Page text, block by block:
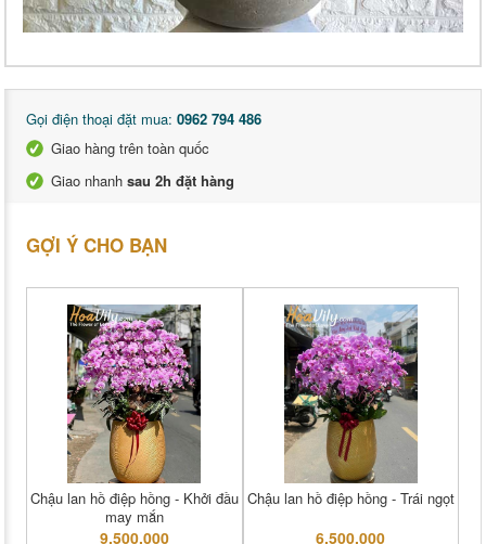
Gọi điện thoại đặt mua: 0962 794 486
Giao hàng trên toàn quốc
Giao nhanh sau 2h đặt hàng
GỢI Ý CHO BẠN
Chậu lan hồ điệp hồng - Khởi đầu
may mắn
9,500,000
Chậu lan hồ điệp hồng - Trái ngọt
6,500,000